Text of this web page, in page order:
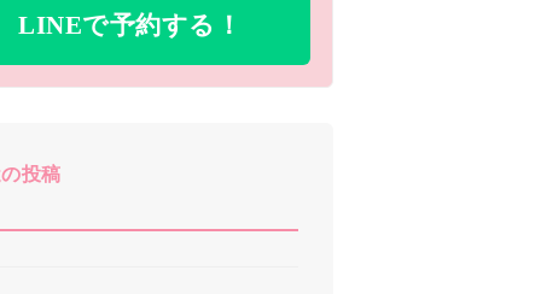
LINEで予約する！
投稿